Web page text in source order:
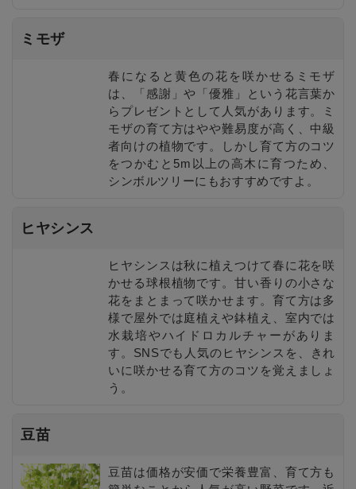
ミモザ
春になると黄色の花を咲かせるミモザ
は、「感謝」や「優雅」という花言葉か
らプレゼントとして人気があります。ミ
モザの育て方はやや難易度が高く、中級
者向けの植物です。しかし育て方のコツ
をつかむと5m以上の高木に育つため、
シンボルツリーにもおすすめですよ。
ヒヤシンス
ヒヤシンスは秋に植えつけて春に花を咲
かせる球根植物です。甘い香りの小さな
花をまとまって咲かせます。育て方は多
様で屋外では庭植えや鉢植え、室内では
水栽培やハイドロカルチャーがありま
す。SNSでも人気のヒヤシンスを、きれ
いに咲かせる育て方のコツを覚えましょ
う。
豆苗
豆苗は価格が安価で栄養豊富、育て方も